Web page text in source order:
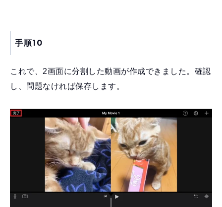
手順10
これで、2画面に分割した動画が作成できました。確認
し、問題なければ保存します。